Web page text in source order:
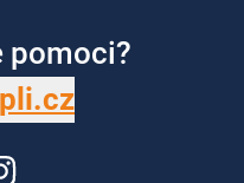
pomoci?